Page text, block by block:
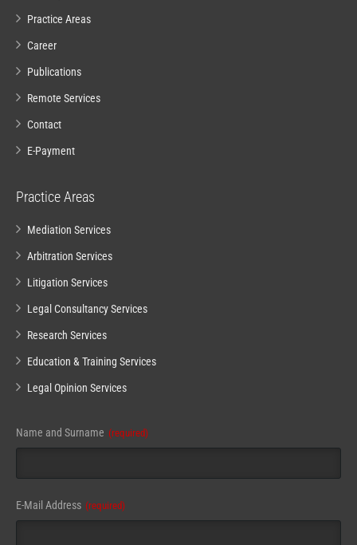
Practice Areas
Career
Publications
Remote Services
Contact
E-Payment
Practice Areas
Mediation Services
Arbitration Services
Litigation Services
Legal Consultancy Services
Research Services
Education & Training Services
Legal Opinion Services
Your
Website (required)
Name and Surname (required)
E-Mail Address (required)